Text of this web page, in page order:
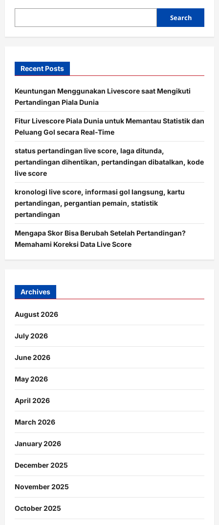
o
Search
Recent Posts
Keuntungan Menggunakan Livescore saat Mengikuti
Pertandingan Piala Dunia
Fitur Livescore Piala Dunia untuk Memantau Statistik dan
Peluang Gol secara Real-Time
status pertandingan live score, laga ditunda,
pertandingan dihentikan, pertandingan dibatalkan, kode
live score
kronologi live score, informasi gol langsung, kartu
pertandingan, pergantian pemain, statistik
pertandingan
Mengapa Skor Bisa Berubah Setelah Pertandingan?
Memahami Koreksi Data Live Score
Archives
August 2026
July 2026
June 2026
May 2026
April 2026
March 2026
January 2026
December 2025
November 2025
October 2025